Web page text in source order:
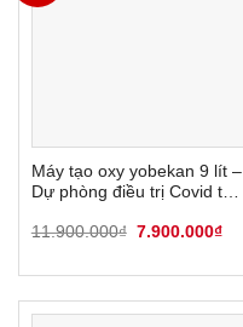
Máy tạo oxy yobekan 9 lít –
Dự phòng điều trị Covid tại
11.900.000₫ Giá
11.900.000₫.
7.900.000₫Giá
là: